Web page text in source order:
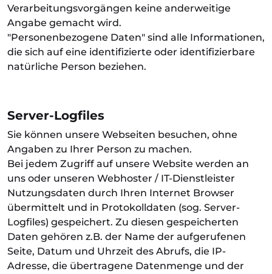
Verarbeitungsvorgängen keine anderweitige
Angabe gemacht wird.
"Personenbezogene Daten" sind alle Informationen,
die sich auf eine identifizierte oder identifizierbare
natürliche Person beziehen.
Server-Logfiles
Sie können unsere Webseiten besuchen, ohne
Angaben zu Ihrer Person zu machen.
Bei jedem Zugriff auf unsere Website werden an
uns oder unseren Webhoster / IT-Dienstleister
Nutzungsdaten durch Ihren Internet Browser
übermittelt und in Protokolldaten (sog. Server-
Logfiles) gespeichert. Zu diesen gespeicherten
Daten gehören z.B. der Name der aufgerufenen
Seite, Datum und Uhrzeit des Abrufs, die IP-
Adresse, die übertragene Datenmenge und der